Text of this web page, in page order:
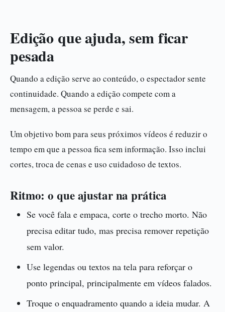
Edição que ajuda, sem ficar
pesada
Quando a edição serve ao conteúdo, o espectador sente
continuidade. Quando a edição compete com a
mensagem, a pessoa se perde e sai.
Um objetivo bom para seus próximos vídeos é reduzir o
tempo em que a pessoa fica sem informação. Isso inclui
cortes, troca de cenas e uso cuidadoso de textos.
Ritmo: o que ajustar na prática
Se você fala e empaca, corte o trecho morto. Não
precisa editar tudo, mas precisa remover repetição
sem valor.
Use legendas ou textos na tela para reforçar o
ponto principal, principalmente em vídeos falados.
Troque o enquadramento quando a ideia mudar. A